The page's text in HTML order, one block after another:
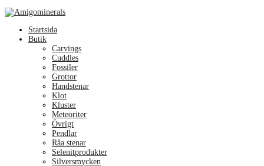
Menu
Startsida
Butik
Carvings
Cuddles
Fossiler
Grottor
Handstenar
Klot
Kluster
Meteoriter
Övrigt
Pendlar
Råa stenar
Selenitprodukter
Silversmycken